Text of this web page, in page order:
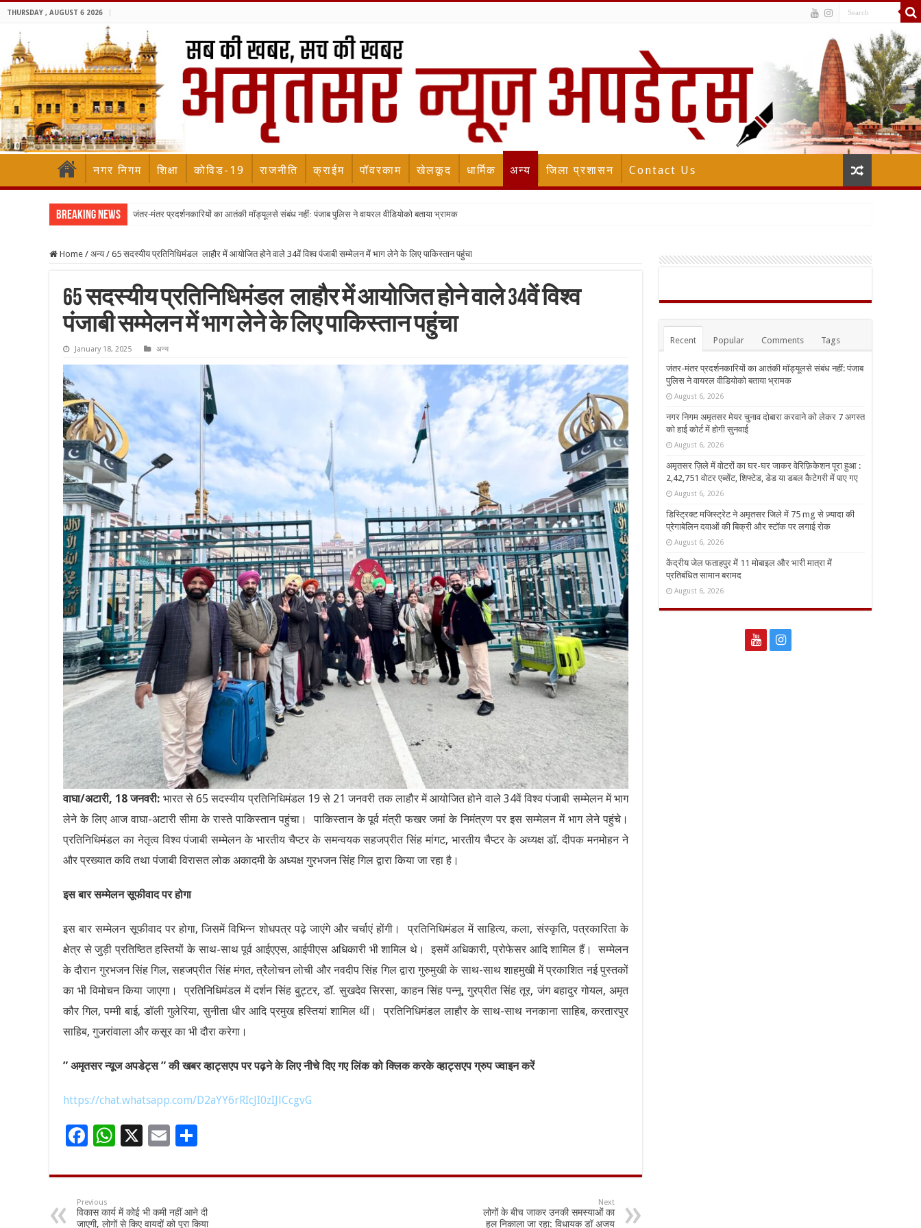
THURSDAY , AUGUST 6 2026
नगर निगम शिक्षा कोविड-19 राजनीति क्राईम पॉवरकाम खेलकूद धार्मिक अन्य जिला प्रशासन Contact Us
Breaking News जंतर-मंतर प्रदर्शनकारियों का आतंकी मॉड्यूलसे संबंध नहीं: पंजाब पुलिस ने वायरल वीडियोको बताया भ्रामक
Home / अन्य / 65 सदस्यीय प्रतिनिधिमंडल लाहौर में आयोजित होने वाले 34वें विश्व पंजाबी सम्मेलन में भाग लेने के लिए पाकिस्तान पहुंचा
65 सदस्यीय प्रतिनिधिमंडल लाहौर में आयोजित होने वाले 34वें विश्व
पंजाबी सम्मेलन में भाग लेने के लिए पाकिस्तान पहुंचा
January 18, 2025 अन्य
वाघा/अटारी, 18 जनवरी: भारत से 65 सदस्यीय प्रतिनिधिमंडल 19 से 21 जनवरी तक लाहौर में आयोजित होने वाले 34वें विश्व पंजाबी सम्मेलन में भाग
लेने के लिए आज वाघा-अटारी सीमा के रास्ते पाकिस्तान पहुंचा। पाकिस्तान के पूर्व मंत्री फखर जमां के निमंत्रण पर इस सम्मेलन में भाग लेने पहुंचे।
प्रतिनिधिमंडल का नेतृत्व विश्व पंजाबी सम्मेलन के भारतीय चैप्टर के समन्वयक सहजप्रीत सिंह मांगट, भारतीय चैप्टर के अध्यक्ष डॉ. दीपक मनमोहन ने
और प्रख्यात कवि तथा पंजाबी विरासत लोक अकादमी के अध्यक्ष गुरभजन सिंह गिल द्वारा किया जा रहा है।
इस बार सम्मेलन सूफीवाद पर होगा
इस बार सम्मेलन सूफीवाद पर होगा, जिसमें विभिन्न शोधपत्र पढ़े जाएंगे और चर्चाएं होंगी। प्रतिनिधिमंडल में साहित्य, कला, संस्कृति, पत्रकारिता के
क्षेत्र से जुड़ी प्रतिष्ठित हस्तियों के साथ-साथ पूर्व आईएएस, आईपीएस अधिकारी भी शामिल थे। इसमें अधिकारी, प्रोफेसर आदि शामिल हैं। सम्मेलन
के दौरान गुरभजन सिंह गिल, सहजप्रीत सिंह मंगत, त्रैलोचन लोची और नवदीप सिंह गिल द्वारा गुरुमुखी के साथ-साथ शाहमुखी में प्रकाशित नई पुस्तकों
का भी विमोचन किया जाएगा। प्रतिनिधिमंडल में दर्शन सिंह बुट्टर, डॉ. सुखदेव सिरसा, काहन सिंह पन्नू, गुरप्रीत सिंह तूर, जंग बहादुर गोयल, अमृत
कौर गिल, पम्मी बाई, डॉली गुलेरिया, सुनीता धीर आदि प्रमुख हस्तियां शामिल थीं। प्रतिनिधिमंडल लाहौर के साथ-साथ ननकाना साहिब, करतारपुर
साहिब, गुजरांवाला और कसूर का भी दौरा करेगा।
” अमृतसर न्यूज अपडेट्स ” की खबर व्हाट्सएप पर पढ़ने के लिए नीचे दिए गए लिंक को क्लिक करके व्हाट्सएप ग्रुप ज्वाइन करें
https://chat.whatsapp.com/D2aYY6rRIcJI0zIJlCcgvG
F
e
b
W
at
sA
X
E
ai ar
e
Previous
विकास कार्य में कोई भी कमी नहीं आने दी
जाएगी, लोगों से किए वायदों को पूरा किया
Next
लोगों के बीच जाकर उनकी समस्याओं का
हल निकाला जा रहा: विधायक डॉ अजय
Recent Popular Comments Tags
जंतर-मंतर प्रदर्शनकारियों का आतंकी मॉड्यूलसे संबंध नहीं: पंजाब
पुलिस ने वायरल वीडियोको बताया भ्रामक
August 6, 2026
नगर निगम अमृतसर मेयर चुनाव दोबारा करवाने को लेकर 7 अगस्त
को हाई कोर्ट में होगी सुनवाई
August 6, 2026
अमृतसर ज़िले में वोटरों का घर-घर जाकर वेरिफ़िकेशन पूरा हुआ :
2,42,751 वोटर एब्सेंट, शिफ्टेड, डेड या डबल कैटेगरी में पाए गए
August 6, 2026
डिस्ट्रिक्ट मजिस्ट्रेट ने अमृतसर जिले में 75 mg से ज़्यादा की
प्रेगाबेलिन दवाओं की बिक्री और स्टॉक पर लगाई रोक
August 6, 2026
केंद्रीय जेल फताहपुर में 11 मोबाइल और भारी मात्रा में
प्रतिबंधित सामान बरामद
August 6, 2026